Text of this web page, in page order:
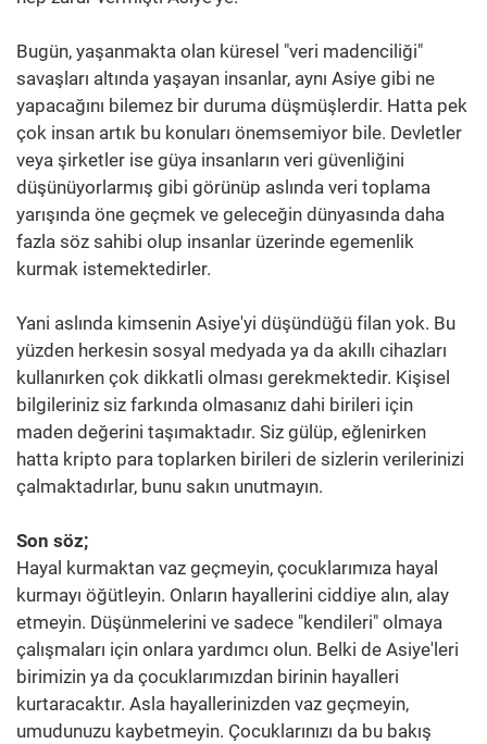
Bugün, yaşanmakta olan küresel "veri madenciliği"
savaşları altında yaşayan insanlar, aynı Asiye gibi ne
yapacağını bilemez bir duruma düşmüşlerdir. Hatta pek
çok insan artık bu konuları önemsemiyor bile. Devletler
veya şirketler ise güya insanların veri güvenliğini
düşünüyorlarmış gibi görünüp aslında veri toplama
yarışında öne geçmek ve geleceğin dünyasında daha
fazla söz sahibi olup insanlar üzerinde egemenlik
kurmak istemektedirler.
Yani aslında kimsenin Asiye'yi düşündüğü filan yok. Bu
yüzden herkesin sosyal medyada ya da akıllı cihazları
kullanırken çok dikkatli olması gerekmektedir. Kişisel
bilgileriniz siz farkında olmasanız dahi birileri için
maden değerini taşımaktadır. Siz gülüp, eğlenirken
hatta kripto para toplarken birileri de sizlerin verilerinizi
çalmaktadırlar, bunu sakın unutmayın.
Son söz;
Hayal kurmaktan vaz geçmeyin, çocuklarımıza hayal
kurmayı öğütleyin. Onların hayallerini ciddiye alın, alay
etmeyin. Düşünmelerini ve sadece "kendileri" olmaya
çalışmaları için onlara yardımcı olun. Belki de Asiye'leri
birimizin ya da çocuklarımızdan birinin hayalleri
kurtaracaktır. Asla hayallerinizden vaz geçmeyin,
umudunuzu kaybetmeyin. Çocuklarınızı da bu bakış